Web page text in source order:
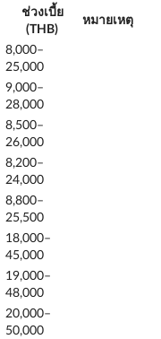
ช่วงเบี้ย
(THB)
หมายเหตุ
8,000–
25,000
9,000–
28,000
8,500–
26,000
8,200–
24,000
8,800–
25,500
18,000–
45,000
19,000–
48,000
20,000–
50,000